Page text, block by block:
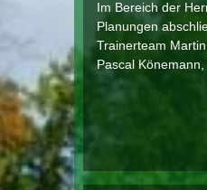
Im Bereich der
Planungen
Trainerteam
Pascal